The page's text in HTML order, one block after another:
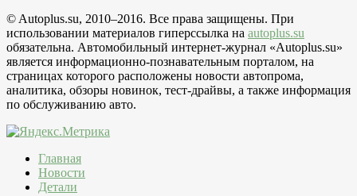
© Autoplus.su, 2010–2016. Все права защищены. При
использовании материалов гиперссылка на autoplus.su
обязательна. Автомобильный интернет-журнал «Autoplus.su»
является информационно-познавательным порталом, на
страницах которого расположены новости автопрома,
аналитика, обзоры новинок, тест-драйвы, а также информация
по обслуживанию авто.
Главная
Новости
Детали